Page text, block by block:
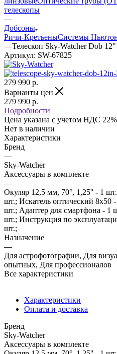
телескопы
—
Добсоны
Ричи-КретьеныСистемы
—Телескоп Sky-Watcher Dob
Артикул: SW-67825
279 990 р.
Варианты цен
279 990 р.
Подробности
Цена указана с учетом НДС 22%
Нет в наличии
Характеристики
Бренд
—
Sky-Watcher
Аксессуары в комплекте
—
Окуляр 12,5 мм, 70°, 1,25'' - 1
шт.; Искатель оптический 8x50
шт.; Адаптер для смартфона - 1
шт.; Инструкция по
шт.;
Назначение
—
Для астрофотографии, Для
опытных, Для профессионалов
Все характеристики
Характеристики
Оплата и доставка
Бренд
Sky-Watcher
Аксессуары в комплекте